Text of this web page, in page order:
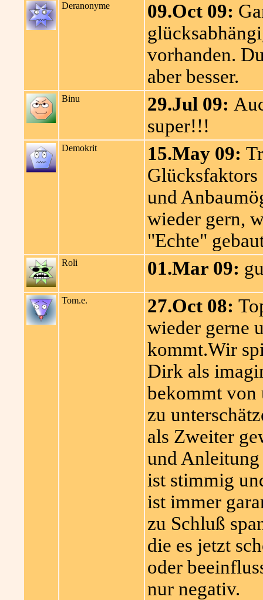
Deranonyme 09.Oct 09:
vorhanden.
aber besser.
Binu 29.Jul 09:
super!!!
Demokrit 15.May 09:
Glücksfaktors
und
wieder gern,
"Echte"
Roli 01.Mar 09:
Tom.e. 27.Oct 08:
wieder gerne
kommt.Wir
Dirk als
bekommt von
zu
als Zweiter
und
ist stimmig
ist immer
zu Schluß
die es jetzt
oder
nur negativ.